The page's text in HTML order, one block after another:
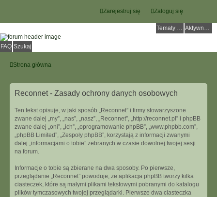
Zaloguj się
Zarejestruj się
Tematy bez odpowiedzi Aktywne tematy
FAQ Szukaj
Strona główna
Reconnet - Zasady ochrony danych osobowych
Ten tekst opisuje, w jaki sposób „Reconnet” i firmy stowarzyszone
zwane dalej „my”, „nas”, „nasz”, „Reconnet”, „http://reconnet.pl” i phpBB
zwane dalej „oni”, „ich”, „oprogramowanie phpBB”, „www.phpbb.com”,
„phpBB Limited”, „Zespoły phpBB”, korzystają z informacji zwanymi
dalej „informacjami o tobie” zebranych w czasie dowolnej twojej sesji
na forum.
Informacje o tobie są zbierane na dwa sposoby. Po pierwsze,
przeglądanie „Reconnet” powoduje, że aplikacja phpBB tworzy kilka
ciasteczek, które są małymi plikami tekstowymi pobranymi do katalogu
plików tymczasowych twojej przeglądarki. Pierwsze dwa ciasteczka